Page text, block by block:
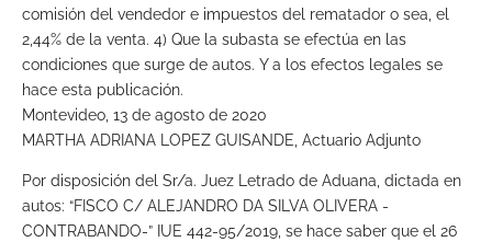
comisión del vendedor e impuestos del rematador o sea, el
2,44% de la venta. 4) Que la subasta se efectúa en las
condiciones que surge de autos. Y a los efectos legales se
hace esta publicación.
Montevideo, 13 de agosto de 2020
MARTHA ADRIANA LOPEZ GUISANDE, Actuario Adjunto
Por disposición del Sr/a. Juez Letrado de Aduana, dictada en
autos: “FISCO C/ ALEJANDRO DA SILVA OLIVERA -
CONTRABANDO-” IUE 442-95/2019, se hace saber que el 26